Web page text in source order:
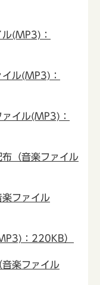
(MP3)：
ル(MP3)：
イル(MP3)：
（音楽ファイル
ファイル
：220KB）
楽ファイル